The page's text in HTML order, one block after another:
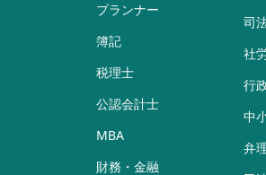
プランナー
簿記
税理士
公認会計士
MBA
財務・金融
司
社
行
中
弁